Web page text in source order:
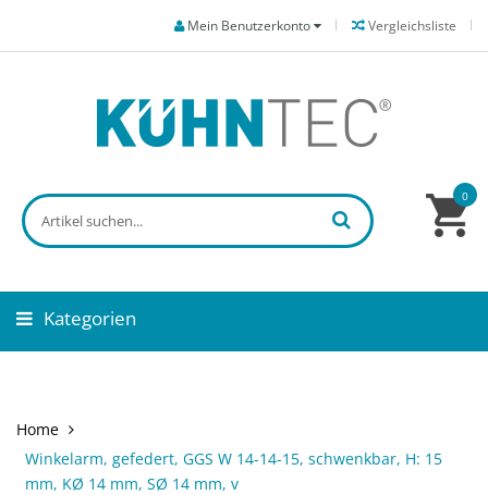
Vergleichsliste
Mein Benutzerkonto
0
Kategorien
Home
Winkelarm, gefedert, GGS W 14-14-15, schwenkbar, H: 15
mm, KØ 14 mm, SØ 14 mm, v